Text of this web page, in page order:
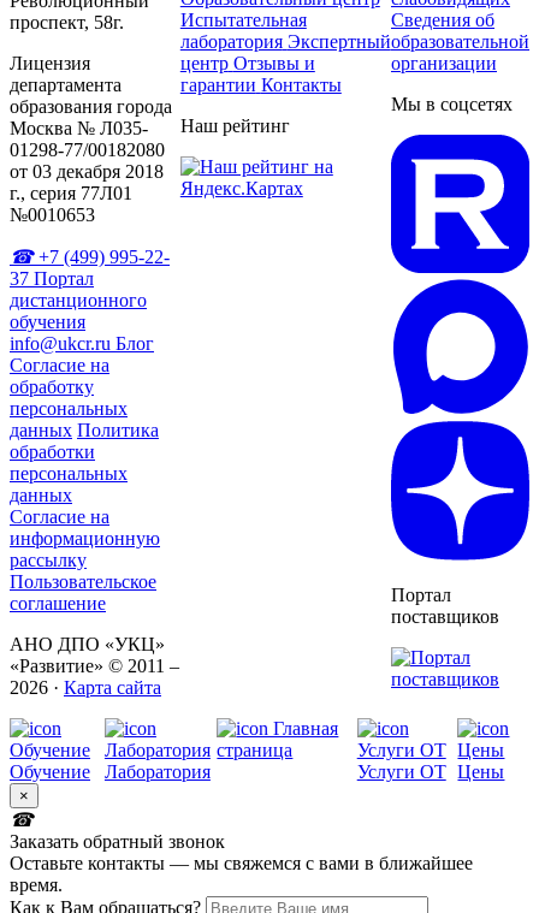
проспект, 58г.
Лицензия
департамента
образования города
Москва № Л035-
01298-77/00182080
от 03 декабря 2018
г., серия 77Л01
№0010653
+7 (499) 995-22-
37 Портал
дистанционного
обучения
info@ukcr.ru Блог
Согласие на
обработку
персональных
данных Политика
обработки
персональных
данных
Согласие на
информационную
рассылку
Пользовательское
соглашение
АНО ДПО «УКЦ»
«Развитие» © 2011 –
2026 · Карта сайта
Испытательная
лаборатория Экспертный
центр Отзывы и
гарантии Контакты
Наш рейтинг
Сведения об
образовательной
организации
Мы в соцсетях
Портал
поставщиков
Обучение Лаборатория Услуги ОТ Цены
×
Заказать обратный звонок
Оставьте контакты — мы свяжемся с вами в ближайшее
время.
Как к Вам обращаться?